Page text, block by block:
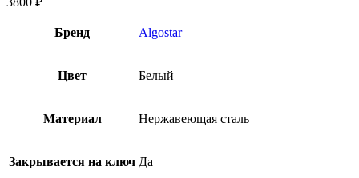
Бренд Algostar
Цвет Белый
Материал Нержавеющая сталь
Закрывается на ключ Да